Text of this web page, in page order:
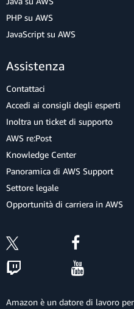
PHP su AWS
JavaScript su AWS
Assistenza
Contattaci
Accedi ai consigli degli esperti
Inoltra un ticket di supporto
AWS re:Post
Knowledge Center
Panoramica di AWS Support
Settore legale
Opportunità di carriera in AWS
Amazon è un datore di lavoro